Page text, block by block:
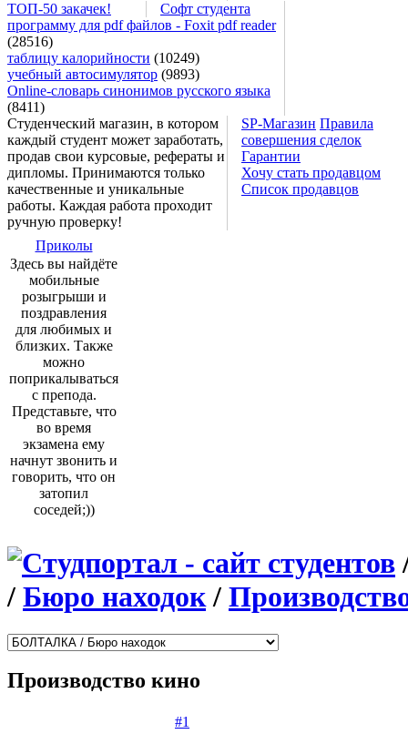
ТОП-50 закачек!
Софт студента
программу для pdf файлов - Foxit pdf reader
(28516)
таблицу калорийности (10249)
учебный автосимулятор (9893)
Online-словарь синонимов русского языка
(8411)
Студенческий магазин, в котором
каждый студент может заработать,
продав свои курсовые, рефераты и
дипломы. Принимаются только
качественные и уникальные
работы. Каждая работа проходит
ручную проверку!
SP-Магазин Правила
совершения сделок
Гарантии
Хочу стать продавцом
Список продавцов
Приколы
Здесь вы найдёте
мобильные
розыгрыши и
поздравления
для любимых и
близких. Также
можно
поприкалываться
с препода.
Представьте, что
во время
экзамена ему
начнут звонить и
говорить, что он
затопил
соседей;))
/ Бюро находок/
Производство кино
#1